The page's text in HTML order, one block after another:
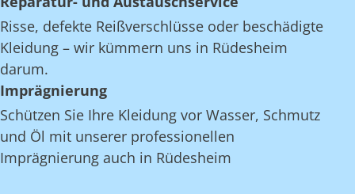
Risse, defekte Reißverschlüsse oder beschädigte
Kleidung – wir kümmern uns in Rüdesheim
darum.
Imprägnierung
Schützen Sie Ihre Kleidung vor Wasser, Schmutz
und Öl mit unserer professionellen
Imprägnierung auch in Rüdesheim